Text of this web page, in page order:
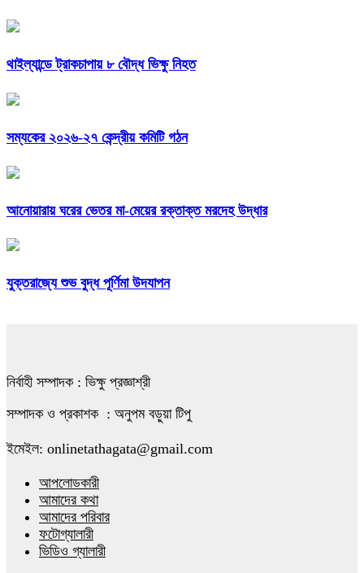
থাইল্যান্ডে ট্রাকচাপায় ৮ বৌদ্ধ ভিক্ষু নিহত
সম্যকের ২০২৬-২৭ কেন্দ্রীয় কমিটি গঠন
আনোয়ারায় ঘরের ভেতর মা-মেয়ের রক্তাক্ত মরদেহ উদ্ধার
যুক্তরাজ্যে শুভ বুদ্ধ পূর্ণিমা উদযাপন
নির্বাহী সম্পাদক : ভিক্ষু প্রজ্ঞাশ্রী
সম্পাদক ও প্রকাশক : অনুপম বড়ুয়া টিপু
ইমেইল: onlinetathagata@gmail.com
আপলোডকারী
আমাদের কথা
আমাদের পরিবার
ফটোগ্যালারী
ভিডিও গ্যালারী